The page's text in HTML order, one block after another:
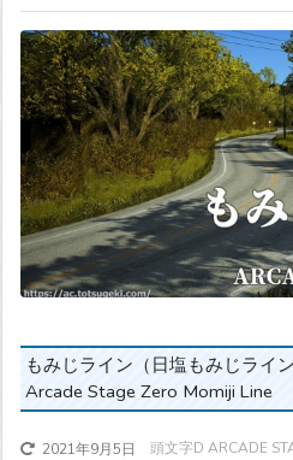
もみじライン（日塩もみじライ
Arcade Stage Zero Momiji Line
2021年9月5日
頭文字D ARCADE